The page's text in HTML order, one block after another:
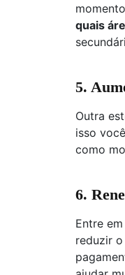
quais
5.
Outra
isso
como
6.
Entre
reduzir